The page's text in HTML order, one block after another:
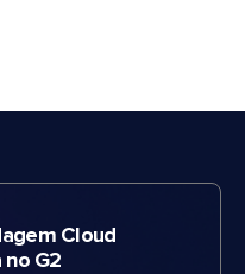
Cloud
no G2